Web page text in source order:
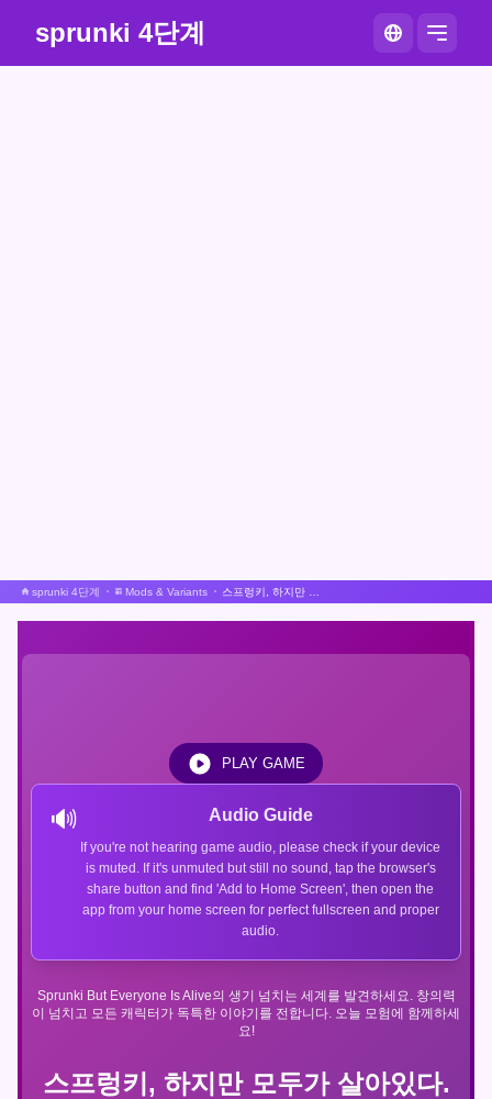
sprunki 4단계
sprunki 4단계 Mods & Variants
스프렁키, 하지만 모두가 살아있다.
Sprunki But Everyone Is Alive의 생기 넘치는 세계를 발견하세요. 창의력
이 넘치고 모든 캐릭터가 독특한 이야기를 전합니다. 오늘 모험에 함께하세
요!
🔊 Audio Guide
If you're not hearing game audio, please check if your device
is muted. If it's unmuted but still no sound, tap the browser's
share button and find 'Add to Home Screen', then open the
app from your home screen for perfect fullscreen and proper
audio.
PLAY GAME